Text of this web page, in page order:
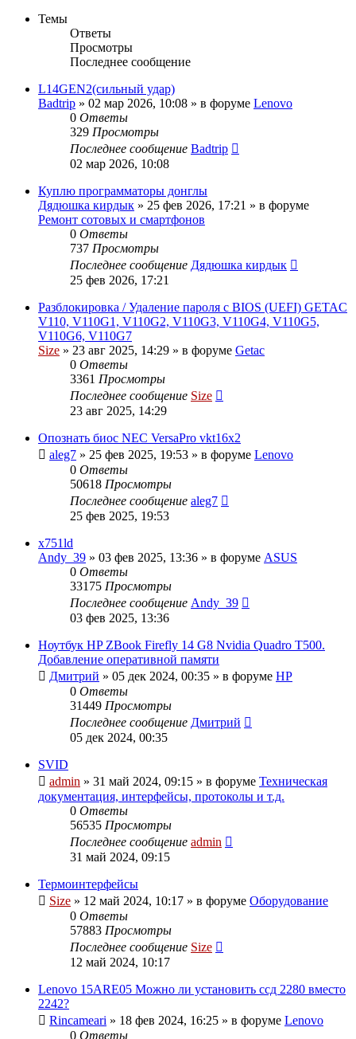
Темы
Ответы
Просмотры
Последнее сообщение
L14GEN2(сильный удар)
Badtrip » 02 мар 2026, 10:08 » в форуме Lenovo
0 Ответы
329 Просмотры
Последнее сообщение Badtrip
02 мар 2026, 10:08
Куплю программаторы донглы
Дядюшка кирдык » 25 фев 2026, 17:21 » в форуме
Ремонт сотовых и смартфонов
0 Ответы
737 Просмотры
Последнее сообщение Дядюшка кирдык
25 фев 2026, 17:21
Разблокировка / Удаление пароля с BIOS (UEFI) GETAC
V110, V110G1, V110G2, V110G3, V110G4, V110G5,
V110G6, V110G7
Size » 23 авг 2025, 14:29 » в форуме Getac
0 Ответы
3361 Просмотры
Последнее сообщение Size
23 авг 2025, 14:29
Опознать биос NEC VersaPro vkt16x2
aleg7 » 25 фев 2025, 19:53 » в форуме Lenovo
0 Ответы
50618 Просмотры
Последнее сообщение aleg7
25 фев 2025, 19:53
x751ld
Andy_39 » 03 фев 2025, 13:36 » в форуме ASUS
0 Ответы
33175 Просмотры
Последнее сообщение Andy_39
03 фев 2025, 13:36
Ноутбук HP ZBook Firefly 14 G8 Nvidia Quadro T500.
Добавление оперативной памяти
Дмитрий » 05 дек 2024, 00:35 » в форуме HP
0 Ответы
31449 Просмотры
Последнее сообщение Дмитрий
05 дек 2024, 00:35
SVID
admin » 31 май 2024, 09:15 » в форуме Техническая
документация, интерфейсы, протоколы и т.д.
0 Ответы
56535 Просмотры
Последнее сообщение admin
31 май 2024, 09:15
Термоинтерфейсы
Size » 12 май 2024, 10:17 » в форуме Оборудование
0 Ответы
57883 Просмотры
Последнее сообщение Size
12 май 2024, 10:17
Lenovo 15ARE05 Можно ли установить ссд 2280 вместо
2242?
Rincameari » 18 фев 2024, 16:25 » в форуме Lenovo
0 Ответы